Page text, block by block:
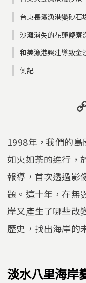
台東長濱漁港變砂石
沙灘消失的花蓮鹽寮
和美漁港興建導致金
側記
1998年，我們的
如火如荼的進行，
報導，首次透過影
題。這十年，在無
岸又產生了哪些改
歷史，找出海岸的
淡水八里海岸